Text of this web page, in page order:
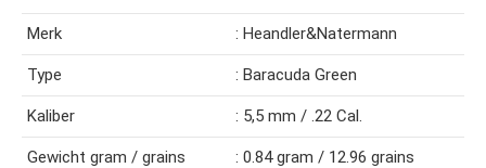
Merk : Heandler&Natermann
Type : Baracuda Green
Kaliber : 5,5 mm / .22 Cal.
Gewicht gram / grains : 0.84 gram / 12.96 grains